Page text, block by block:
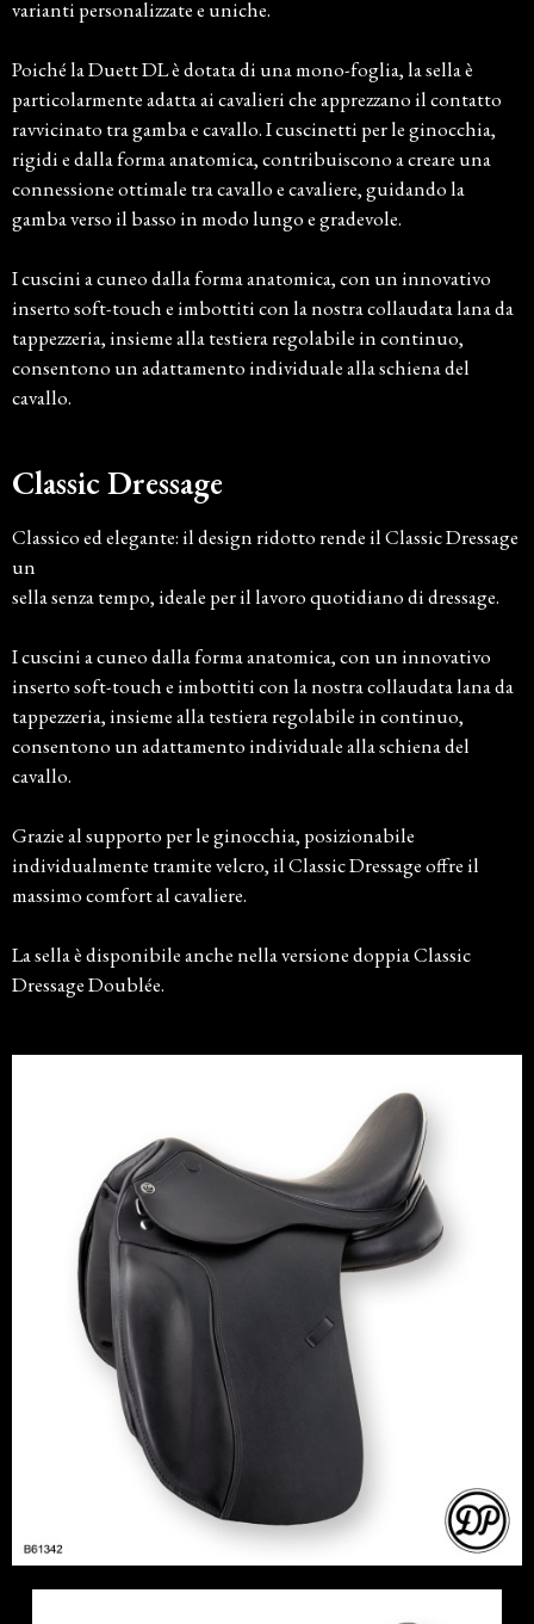
varianti personalizzate e uniche.
Poiché la Duett DL è dotata di una mono-foglia, la sella è
particolarmente adatta ai cavalieri che apprezzano il contatto
ravvicinato tra gamba e cavallo. I cuscinetti per le ginocchia,
rigidi e dalla forma anatomica, contribuiscono a creare una
connessione ottimale tra cavallo e cavaliere, guidando la
gamba verso il basso in modo lungo e gradevole.
I cuscini a cuneo dalla forma anatomica, con un innovativo
inserto soft-touch e imbottiti con la nostra collaudata lana da
tappezzeria, insieme alla testiera regolabile in continuo,
consentono un adattamento individuale alla schiena del
cavallo.
Classic Dressage
Classico ed elegante: il design ridotto rende il Classic Dressage
un
sella senza tempo, ideale per il lavoro quotidiano di dressage.
I cuscini a cuneo dalla forma anatomica, con un innovativo
inserto soft-touch e imbottiti con la nostra collaudata lana da
tappezzeria, insieme alla testiera regolabile in continuo,
consentono un adattamento individuale alla schiena del
cavallo.
Grazie al supporto per le ginocchia, posizionabile
individualmente tramite velcro, il Classic Dressage offre il
massimo comfort al cavaliere.
La sella è disponibile anche nella versione doppia Classic
Dressage Doublée.